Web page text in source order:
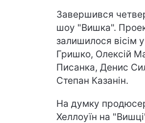
Завершився
шоу "Вишка".
залишилося вісім
Гришко, Олексій
Писанка, Денис
Степан Казанін.
На думку
Хеллоуїн на